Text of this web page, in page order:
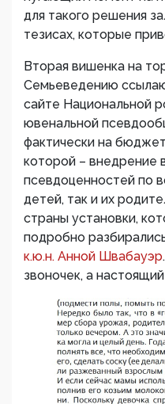
для такого решения
тезисах, которые
Вторая вишенка на
Семьеведению
сайте Национальной
ювенальной
фактически на
которой – внедрение
псевдоценностей по
детей, так и их
страны установки,
подробно
к.ю.н. Анной Швабауэр
звоночек, а